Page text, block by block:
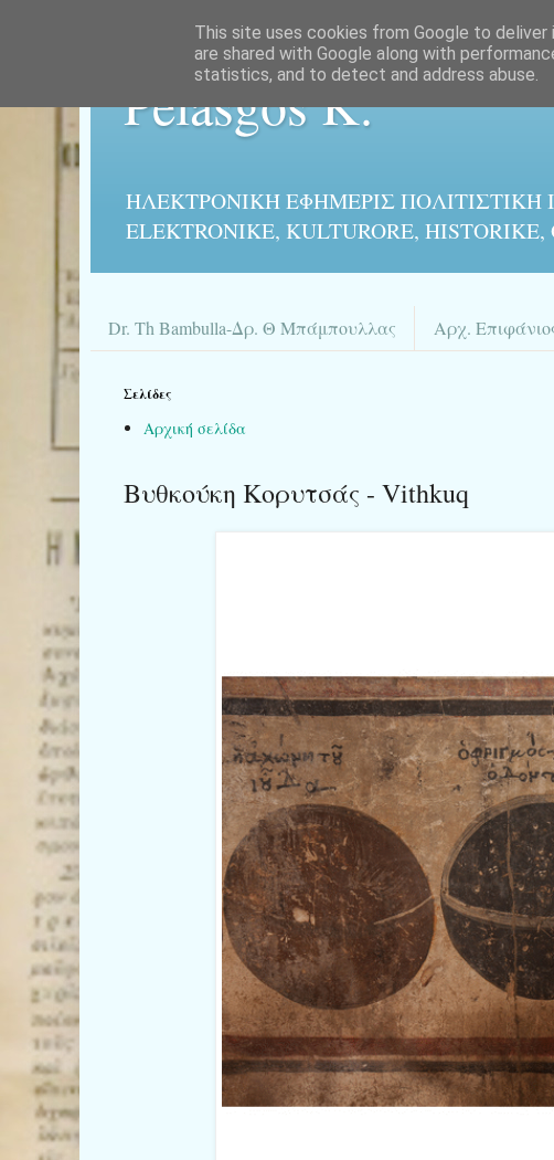
Pelasgos K.
ΗΛΕΚΤΡΟΝΙΚΉ ΕΦΗΜΕΡΙΣ
ELEKTRONIKE, KULTURORE, HISTORIKE,
Dr. Th Bambulla-Δρ. Θ Μπάμπουλλας Αρχ.
Σελίδες
Αρχική σελίδα
Βυθκούκη Κορυτσάς - Vithkuq
This site uses cookies from Google to
are shared with Google along with
statistics, and to detect and address abuse.